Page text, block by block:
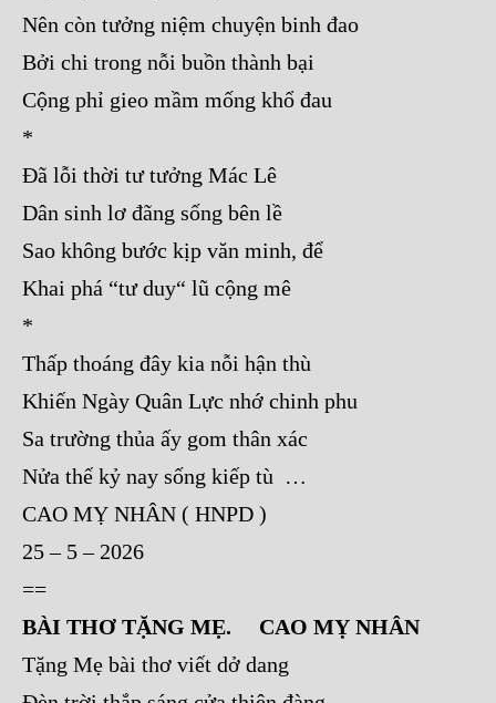
Nên còn tưởng niệm chuyện binh đao
Bởi chi trong nỗi buồn thành bại
Cộng phỉ gieo mầm mống khổ đau
*
Đã lỗi thời tư tưởng Mác Lê
Dân sinh lơ đãng sống bên lề
Sao không bước kịp văn minh, để
Khai phá “tư duy“ lũ cộng mê
*
Thấp thoáng đây kia nỗi hận thù
Khiến Ngày Quân Lực nhớ chinh phu
Sa trường thủa ấy gom thân xác
Nửa thế kỷ nay sống kiếp tù …
CAO MỴ NHÂN ( HNPD )
25 – 5 – 2026
==
BÀI THƠ TẶNG MẸ. CAO MỴ NHÂN
Tặng Mẹ bài thơ viết dở dang